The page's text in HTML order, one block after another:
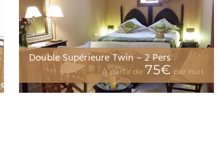
Double Supérieure Twin – 2 Pers
À partir de75€ par nuit